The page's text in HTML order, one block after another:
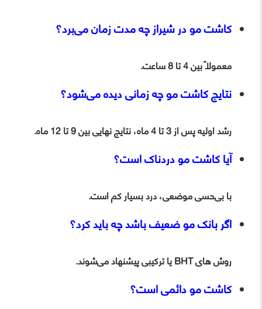
کاشت مو در شیراز چه مدت زمان می‌برد؟
معمولاً بین 4 تا 8 ساعت.
نتایج کاشت مو چه زمانی دیده می‌شود؟
رشد اولیه پس از 3 تا 4 ماه، نتایج نهایی بین 9 تا 12 ماه.
آیا کاشت مو دردناک است؟
با بی‌حسی موضعی، درد بسیار کم است.
اگر بانک مو ضعیف باشد چه باید کرد؟
روش‌ های BHT یا ترکیبی پیشنهاد می‌شوند.
کاشت مو دائمی است؟